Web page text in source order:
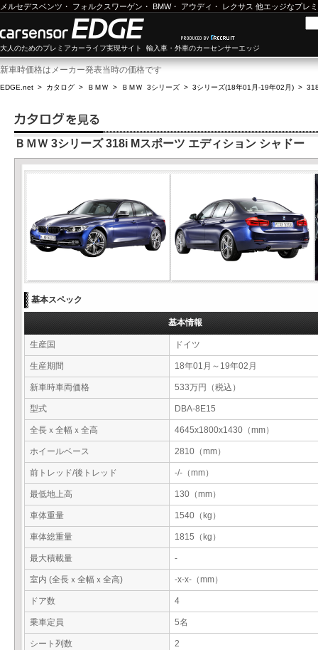
メルセデスベンツ ・ フォルクスワーゲン ・ BMW・ アウディ ・ レクサス 他エッジなプレ
大人のためのプレミアカーライフ実現サイト 輸入車・外車のカーセンサーエッジ
新車時価格はメーカー発表当時の価格です
EDGE.net > カタログ > ＢＭＷ > ＢＭＷ 3シリーズ > 3シリーズ(18年01月-19年02月) >
ＢＭＷ 3シリーズ 318i Mスポーツ エディション シャドー
基本スペック
基本情報
生産国 ドイツ
生産期間 18年01月～19年02月
新車時車両価格 533万円（税込）
型式 DBA-8E15
全長ｘ全幅ｘ全高 4645x1800x1430（mm）
ホイールベース 2810（mm）
前トレッド/後トレッド -/-（mm）
最低地上高 130（mm）
車体重量 1540（kg）
車体総重量 1815（kg）
最大積載量 -
室内 (全長ｘ全幅ｘ全高) -x-x-（mm）
ドア数 4
乗車定員 5名
シート列数 2